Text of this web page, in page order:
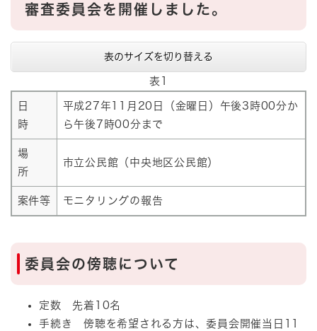
審査委員会を開催しました。
表のサイズを切り替える
表1
日
時
平成27年11月20日（金曜日）午後3時00分か
ら午後7時00分まで
場
所
市立公民館（中央地区公民館）
案件等 モニタリングの報告
委員会の傍聴について
定数 先着10名
手続き 傍聴を希望される方は、委員会開催当日11